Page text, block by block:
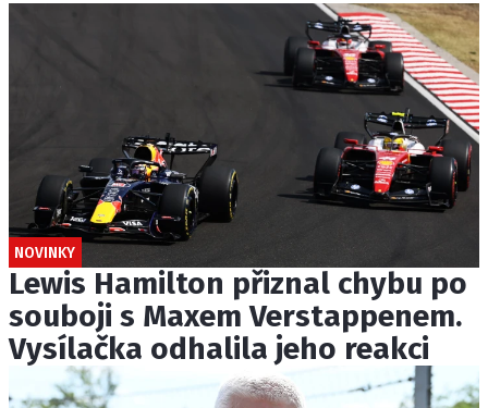
NOVINKY
Lewis Hamilton přiznal chybu po
souboji s Maxem Verstappenem.
Vysílačka odhalila jeho reakci